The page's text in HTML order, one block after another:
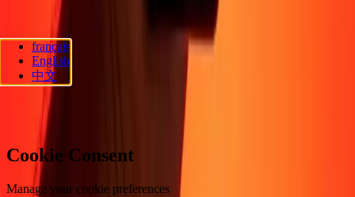
Ria Lithuania UAB. © 2026 Dandelion Payments, Inc. Tous droits
réservés.
Préférences en matière de cookies
français
English
中文
Cookie Consent
Manage your cookie preferences